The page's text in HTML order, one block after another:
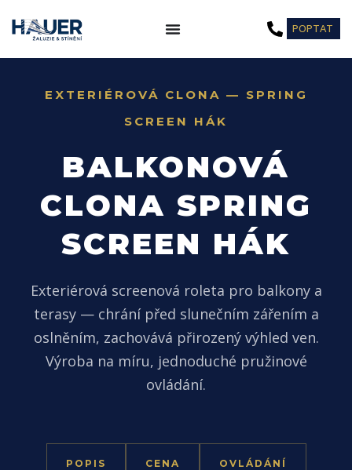
na
POPTAT
EXTERIÉROVÁ CLONA — SPRING
SCREEN HÁK
BALKONOVÁ
CLONA SPRING
SCREEN HÁK
Exteriérová screenová roleta pro balkony a
terasy — chrání před slunečním zářením a
oslněním, zachovává přirozený výhled ven.
Výroba na míru, jednoduché pružinové
ovládání.
POPIS CENA OVLÁDÁNÍ